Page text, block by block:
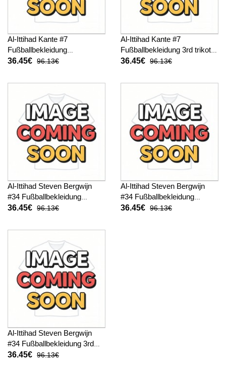
Al-Ittihad Kante #7
Fußballbekleidung
Auswärtstrikot Kinder 2025-
36.45€ 96.13€
Al-Ittihad Kante #7
Fußballbekleidung 3rd trikot
Kinder 2025-26 Kurzarm (+
36.45€ 96.13€
Al-Ittihad Steven Bergwijn
#34 Fußballbekleidung
Heimtrikot Kinder 2025-26
36.45€ 96.13€
Al-Ittihad Steven Bergwijn
#34 Fußballbekleidung
Auswärtstrikot Kinder 2025-
36.45€ 96.13€
Al-Ittihad Steven Bergwijn
#34 Fußballbekleidung 3rd
trikot Kinder 2025-26
36.45€ 96.13€